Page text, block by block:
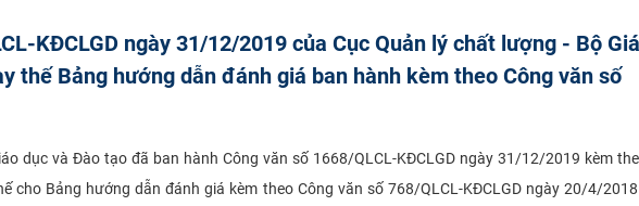
KĐCLGD ngày 31/12/2019 của Cục Quản lý chất lượng - Bộ
thế Bảng hướng dẫn đánh giá ban hành kèm theo Công văn số
dục và Đào tạo đã ban hành Công văn số 1668/QLCL-KĐCLGD ngày 31/12/2019 kèm
cho Bảng hướng dẫn đánh giá kèm theo Công văn số 768/QLCL-KĐCLGD ngày 20/4/